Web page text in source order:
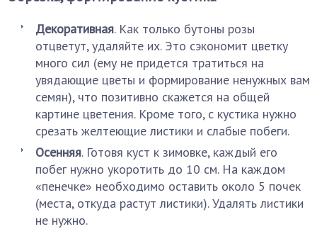
Декоративная. Как только бутоны розы
отцветут, удаляйте их. Это сэкономит цветку
много сил (ему не придется тратиться на
увядающие цветы и формирование ненужных вам
семян), что позитивно скажется на общей
картине цветения. Кроме того, с кустика нужно
срезать желтеющие листики и слабые побеги.
Осенняя. Готовя куст к зимовке, каждый его
побег нужно укоротить до 10 см. На каждом
«пенечке» необходимо оставить около 5 почек
(места, откуда растут листики). Удалять листики
не нужно.